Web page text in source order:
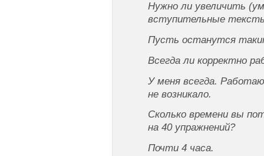
Нужно ли увеличить
вступительные
Пусть останутся
Всегда ли корректно
У меня всегда.
не возникало.
Сколько времени вы
на 40 упражнений?
Почти 4 часа.